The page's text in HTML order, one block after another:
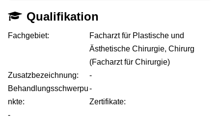
Qualifikation
Fachgebiet:
Facharzt für Plastische und
Ästhetische Chirurgie, Chirurg
(Facharzt für Chirurgie)
Zusatzbezeichnung:
-
Behandlungsschwerpu
nkte:
-
Zertifikate:
-